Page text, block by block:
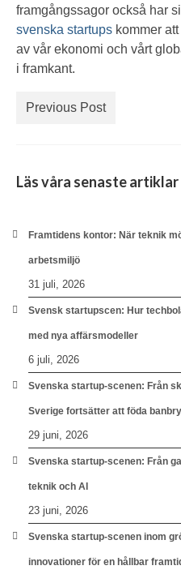
framgångssagor också har
svenska startups kommer
av vår ekonomi och vårt
i framkant.
Previous Post
Läs våra senaste artiklar
Framtidens kontor: När teknik
arbetsmiljö
31 juli, 2026
Svensk startupscen: Hur
med nya affärsmodeller
6 juli, 2026
Svenska startup-scenen: Från
Sverige fortsätter att föda
29 juni, 2026
Svenska startup-scenen: Från
teknik och AI
23 juni, 2026
Svenska startup-scenen inom
innovationer för en hållbar